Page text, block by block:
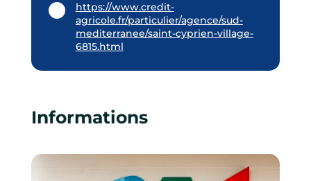
https://www.credit-
agricole.fr/particulier/agence/sud-
mediterranee/saint-cyprien-village-
6815.html
Informations